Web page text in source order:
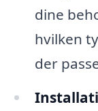
dine
hvilken
der